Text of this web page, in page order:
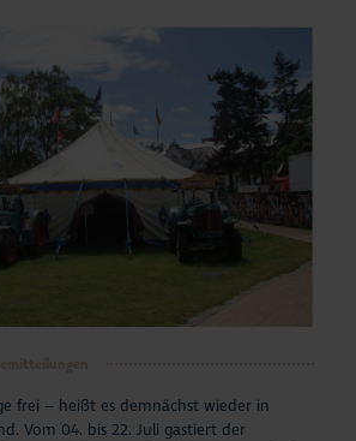
frei – heißt es demnächst wieder in
Vom 04. bis 22. Juli gastiert der